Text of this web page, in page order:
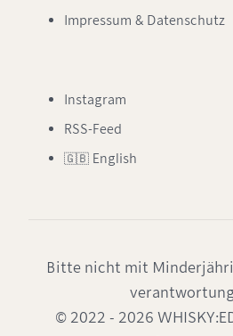
Impressum & Datenschutz
Instagram
RSS-Feed
🇬🇧 English
Bitte nicht mit
© 2022 - 2026